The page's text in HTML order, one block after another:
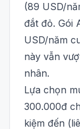
(89 USD/
đắt đỏ. Gói
USD/năm
này vẫn
nhân.
Lựa chọn
300.000đ
kiệm đến